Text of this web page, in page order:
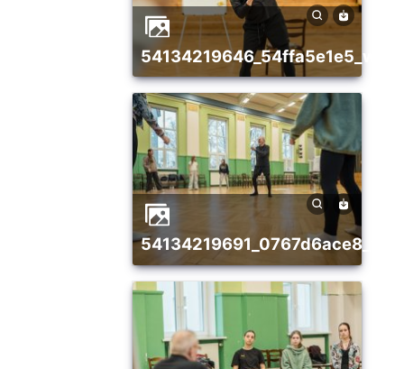
54134219646_54ffa5e1e5_w
54134219691_0767d6ace8_w